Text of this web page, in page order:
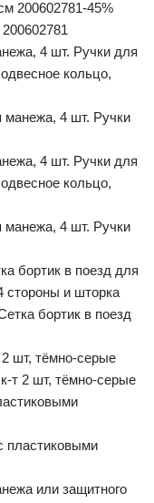
-45%
манежа, 4 шт. Ручки
манежа, 4 шт. Ручки
бортик в поезд
т 2 шт, тёмно-серые
пластиковыми